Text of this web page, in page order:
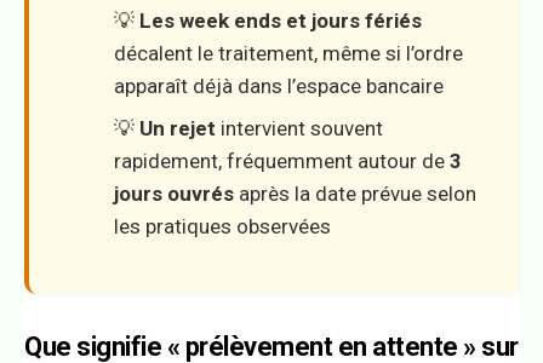
💡 Les week ends et jours fériés
décalent le traitement, même si l’ordre
apparaît déjà dans l’espace bancaire
💡 Un rejet intervient souvent
rapidement, fréquemment autour de 3
jours ouvrés après la date prévue selon
les pratiques observées
Que signifie « prélèvement en attente » sur